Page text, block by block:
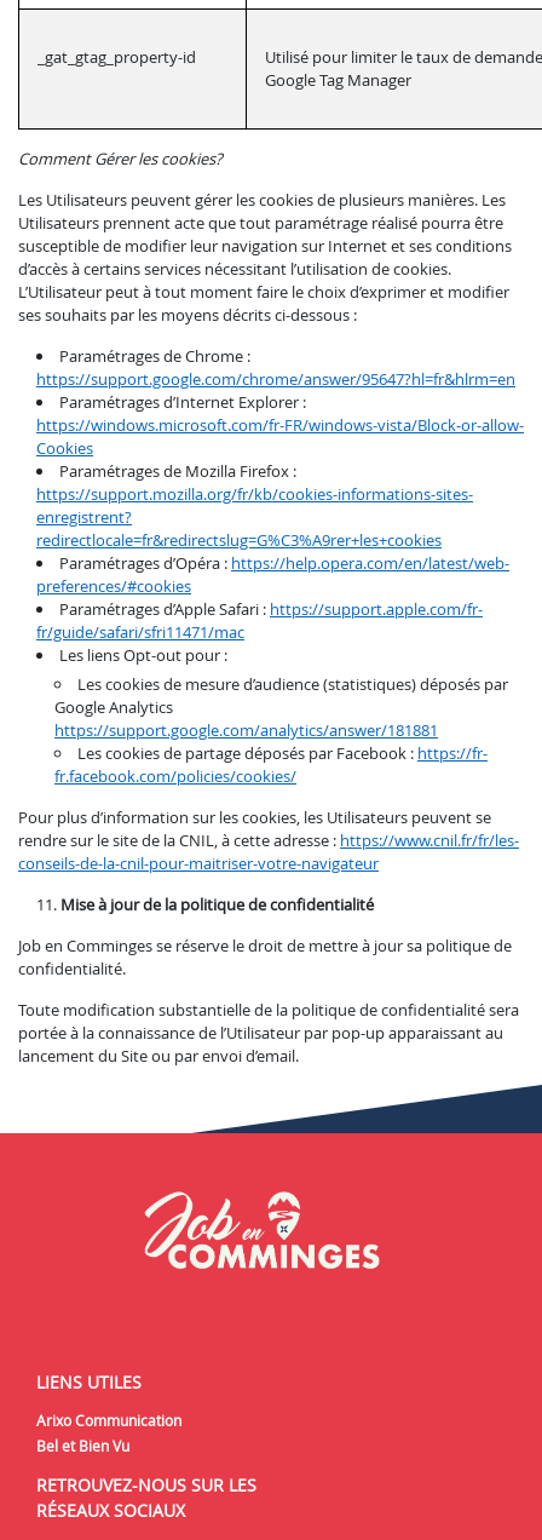
_gat_gtag_property-id
Utilisé pour limiter le taux de
Google Tag Manager
Comment Gérer les cookies?
Les Utilisateurs peuvent gérer les cookies de plusieurs manières. Les
Utilisateurs prennent acte que tout paramétrage réalisé pourra être
susceptible de modifier leur navigation sur Internet et ses conditions
d’accès à certains services nécessitant l’utilisation de cookies.
L’Utilisateur peut à tout moment faire le choix d’exprimer et modifier
ses souhaits par les moyens décrits ci-dessous :
Paramétrages de Chrome :
https://support.google.com/chrome/answer/95647?hl=fr&hlrm=en
Paramétrages d’Internet Explorer :
https://windows.microsoft.com/fr-FR/windows-vista/Block-or-allow-
Cookies
Paramétrages de Mozilla Firefox :
https://support.mozilla.org/fr/kb/cookies-informations-sites-
enregistrent?
redirectlocale=fr&redirectslug=G%C3%A9rer+les+cookies
Paramétrages d’Opéra : https://help.opera.com/en/latest/web-
preferences/#cookies
Paramétrages d’Apple Safari : https://support.apple.com/fr-
fr/guide/safari/sfri11471/mac
Les liens Opt-out pour :
Les cookies de mesure d’audience (statistiques) déposés par
Google Analytics
https://support.google.com/analytics/answer/181881
Les cookies de partage déposés par Facebook : https://fr-
fr.facebook.com/policies/cookies/
Pour plus d’information sur les cookies, les Utilisateurs peuvent se
rendre sur le site de la CNIL, à cette adresse : https://www.cnil.fr/fr/les-
conseils-de-la-cnil-pour-maitriser-votre-navigateur
Mise à jour de la politique de confidentialité
Job en Comminges se réserve le droit de mettre à jour sa politique de
confidentialité.
Toute modification substantielle de la politique de confidentialité sera
portée à la connaissance de l’Utilisateur par pop-up apparaissant au
lancement du Site ou par envoi d’email.
LIENS UTILES
Arixo Communication
Bel et Bien Vu
RETROUVEZ-NOUS SUR LES
RÉSEAUX SOCIAUX